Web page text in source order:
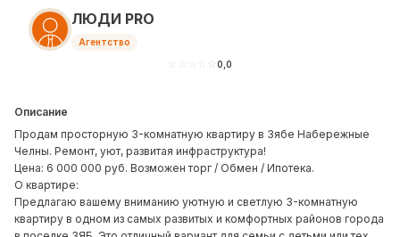
ЛЮДИ PRO
Агентство
0,0
Описание
Продам просторную 3-комнатную квартиру в Зябе Набережные
Челны. Ремонт, уют, развитая инфраструктура!
Цена: 6 000 000 руб. Возможен торг / Обмен / Ипотека.
О квартире:
Предлагаю вашему вниманию уютную и светлую 3-комнатную
квартиру в одном из самых развитых и комфортных районов города